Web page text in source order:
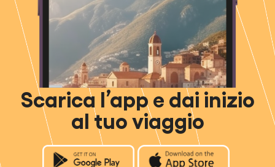
Scarica l’app e dai inizio
al tuo viaggio